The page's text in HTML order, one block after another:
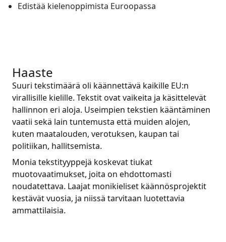
Juridiikka
Edistää kielenoppimista Euroopassa
Haaste
Suuri tekstimäärä oli käännettävä kaikille EU:n
virallisille kielille. Tekstit ovat vaikeita ja käsittelevät
hallinnon eri aloja. Useimpien tekstien kääntäminen
vaatii sekä lain tuntemusta että muiden alojen,
kuten maatalouden, verotuksen, kaupan tai
politiikan, hallitsemista.
Monia tekstityyppejä koskevat tiukat
muotovaatimukset, joita on ehdottomasti
noudatettava. Laajat monikieliset käännösprojektit
kestävät vuosia, ja niissä tarvitaan luotettavia
ammattilaisia.